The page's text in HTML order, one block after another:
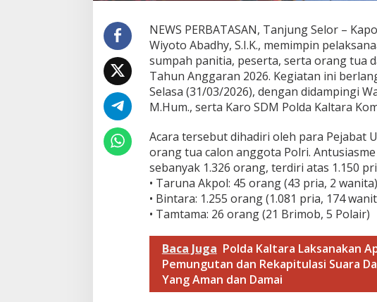
r
u
t
m
e
n
e
p
a
d
u
P
o
l
i
2
0
2
6
NEWS PERBATASAN, Tanjung Selor –
Wiyoto Abadhy, S.I.K., memimpin
sumpah panitia, peserta, serta orang tua
Tahun Anggaran 2026. Kegiatan ini
Selasa (31/03/2026), dengan didampingi
M.Hum., serta Karo SDM Polda Kaltara
Acara tersebut dihadiri oleh para Pejabat
orang tua calon anggota Polri.
sebanyak 1.326 orang, terdiri atas 1.150
• Taruna Akpol: 45 orang (43 pria, 2 wanita)
• Bintara: 1.255 orang (1.081 pria, 174
• Tamtama: 26 orang (21 Brimob, 5 Polair)
Baca Juga Polda Kaltara Laksanakan
Pemungutan dan Rekapitulasi Suara
Yang Aman dan Damai